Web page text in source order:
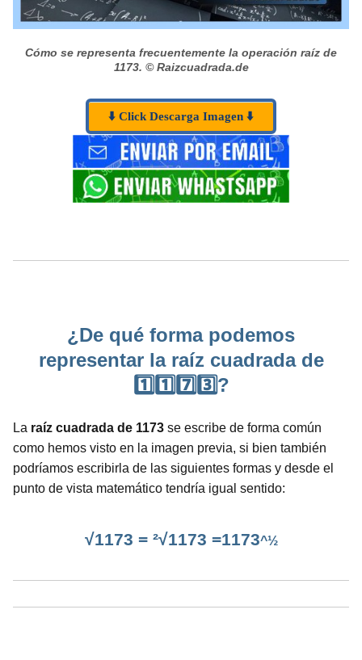
Cómo se representa frecuentemente la operación raíz de
1173. © Raizcuadrada.de
⬇️ Click Descarga Imagen ⬇️
¿De qué forma podemos
representar la raíz cuadrada de
1️⃣1️⃣7️⃣3️⃣?
La raíz cuadrada de 1173 se escribe de forma común
como hemos visto en la imagen previa, si bien también
podríamos escribirla de las siguientes formas y desde el
punto de vista matemático tendría igual sentido:
√1173 = ²√1173 =1173^½